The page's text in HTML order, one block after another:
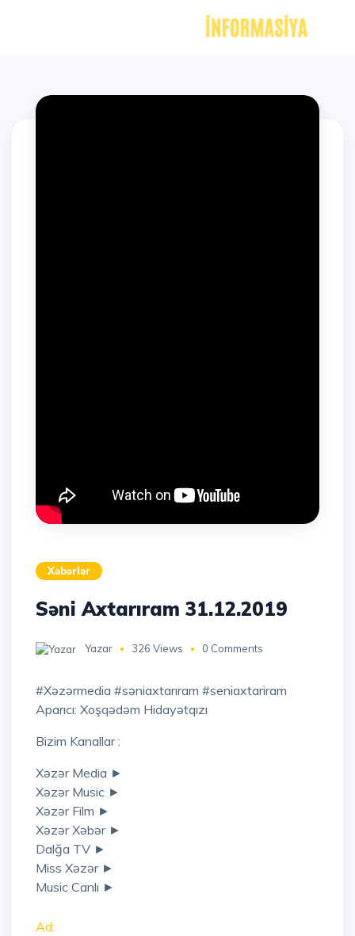
Xəbərlər
Səni Axtarıram 31.12.2019
Yazar 326 Views 0 Comments
#xəzərmedia #səniaxtarıram #seniaxtariram
Aparıcı: Xoşqədəm Hidayətqızı
Bizim Kanallar :
Xəzər Media ►
Xəzər Music ►
Xəzər Film ►
Xəzər Xəbər ►
Dalğa TV ►
Miss Xəzər ►
Music Canlı ►
Ad: